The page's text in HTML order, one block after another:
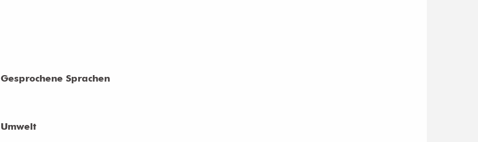
Gesprochene Sprachen
Gesprochene Sprachen
Umwelt
Umwelt